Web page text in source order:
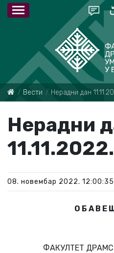
Вести Нерадни дан
Нерадни
11.11.2022.
08. новембар 2022. 12:00:35
О Б А В Е
ФАКУЛТЕТ